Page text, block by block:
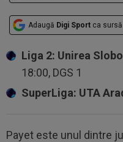
Adaugă Digi Sport ca
Liga 2: Unirea
18:00, DGS 1
SuperLiga: UTA
Payet este unul dintre